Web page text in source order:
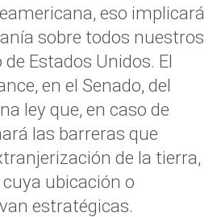
eso implicará
sobre todos nuestros
Estados Unidos. El
en el Senado, del
ley que, en caso de
las barreras que
de la tierra,
ubicación o
estratégicas.